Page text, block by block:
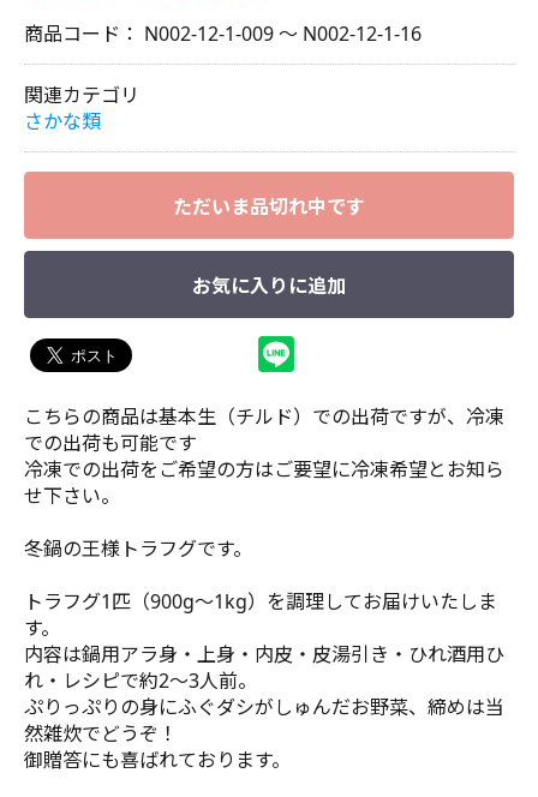
商品コード： N002-12-1-009 ～ N002-12-1-16
関連カテゴリ
さかな類
ただいま品切れ中です
お気に入りに追加
こちらの商品は基本生（チルド）での出荷ですが、冷凍
での出荷も可能です
冷凍での出荷をご希望の方はご要望に冷凍希望とお知ら
せ下さい。
冬鍋の王様トラフグです。
トラフグ1匹（900g～1kg）を調理してお届けいたしま
す。
内容は鍋用アラ身・上身・内皮・皮湯引き・ひれ酒用ひ
れ・レシピで約2～3人前。
ぷりっぷりの身にふぐダシがしゅんだお野菜、締めは当
然雑炊でどうぞ！
御贈答にも喜ばれております。